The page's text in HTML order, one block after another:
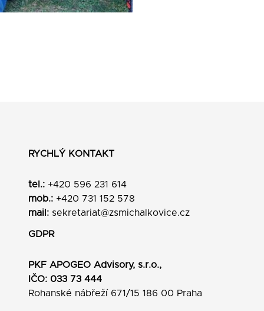
RYCHLÝ KONTAKT
tel.: +420 596 231 614
mob.: +420 731 152 578
mail: sekretariat@zsmichalkovice.cz
GDPR
PKF APOGEO Advisory, s.r.o.,
IČO: 033 73 444
Rohanské nábřeží 671/15 186 00 Praha